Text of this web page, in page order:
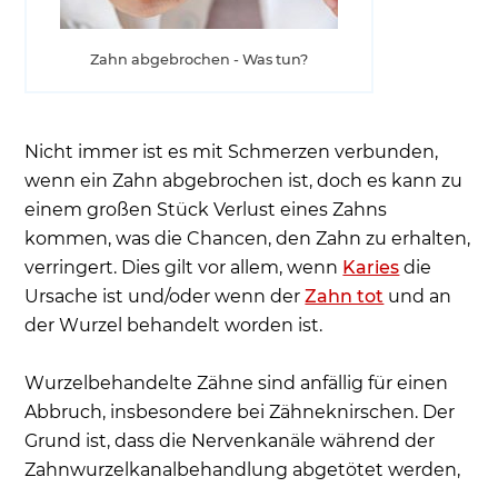
Zahn abgebrochen - Was tun?
Nicht immer ist es mit Schmerzen verbunden,
wenn ein Zahn abgebrochen ist, doch es kann zu
einem großen Stück Verlust eines Zahns
kommen, was die Chancen, den Zahn zu erhalten,
verringert. Dies gilt vor allem, wenn Karies die
Ursache ist und/oder wenn derZahn tot und an
der Wurzel behandelt worden ist.
Wurzelbehandelte Zähne sind anfällig für einen
Abbruch, insbesondere bei Zähneknirschen. Der
Grund ist, dass die Nervenkanäle während der
Zahnwurzelkanalbehandlung abgetötet werden,